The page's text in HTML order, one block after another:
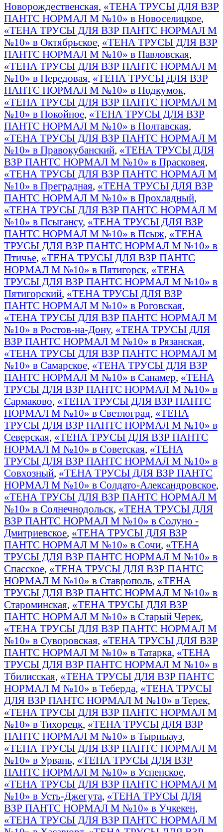
Новорождественская, «ТЕНА ТРУСЫ ДЛЯ ВЗР
ПАНТС НОРМАЛ М №10» в Новоселицкое,
«ТЕНА ТРУСЫ ДЛЯ ВЗР ПАНТС НОРМАЛ М
№10» в Октябрьское, «ТЕНА ТРУСЫ ДЛЯ ВЗР
ПАНТС НОРМАЛ М №10» в Павловская,
«ТЕНА ТРУСЫ ДЛЯ ВЗР ПАНТС НОРМАЛ М
№10» в Передовая, «ТЕНА ТРУСЫ ДЛЯ ВЗР
ПАНТС НОРМАЛ М №10» в Подкумок,
«ТЕНА ТРУСЫ ДЛЯ ВЗР ПАНТС НОРМАЛ М
№10» в Покойное, «ТЕНА ТРУСЫ ДЛЯ ВЗР
ПАНТС НОРМАЛ М №10» в Полтавская,
«ТЕНА ТРУСЫ ДЛЯ ВЗР ПАНТС НОРМАЛ М
№10» в Правокубанский, «ТЕНА ТРУСЫ ДЛЯ
ВЗР ПАНТС НОРМАЛ М №10» в Прасковея,
«ТЕНА ТРУСЫ ДЛЯ ВЗР ПАНТС НОРМАЛ М
№10» в Преградная, «ТЕНА ТРУСЫ ДЛЯ ВЗР
ПАНТС НОРМАЛ М №10» в Прохладный,
«ТЕНА ТРУСЫ ДЛЯ ВЗР ПАНТС НОРМАЛ М
№10» в Псыгансу, «ТЕНА ТРУСЫ ДЛЯ ВЗР
ПАНТС НОРМАЛ М №10» в Псыж, «ТЕНА
ТРУСЫ ДЛЯ ВЗР ПАНТС НОРМАЛ М №10» в
Птичье, «ТЕНА ТРУСЫ ДЛЯ ВЗР ПАНТС
НОРМАЛ М №10» в Пятигорск, «ТЕНА
ТРУСЫ ДЛЯ ВЗР ПАНТС НОРМАЛ М №10» в
Пятигорский, «ТЕНА ТРУСЫ ДЛЯ ВЗР
ПАНТС НОРМАЛ М №10» в Роговская,
«ТЕНА ТРУСЫ ДЛЯ ВЗР ПАНТС НОРМАЛ М
№10» в Ростов-на-Дону, «ТЕНА ТРУСЫ ДЛЯ
ВЗР ПАНТС НОРМАЛ М №10» в Рязанская,
«ТЕНА ТРУСЫ ДЛЯ ВЗР ПАНТС НОРМАЛ М
№10» в Самарское, «ТЕНА ТРУСЫ ДЛЯ ВЗР
ПАНТС НОРМАЛ М №10» в Санамер, «ТЕНА
ТРУСЫ ДЛЯ ВЗР ПАНТС НОРМАЛ М №10» в
Сармаково, «ТЕНА ТРУСЫ ДЛЯ ВЗР ПАНТС
НОРМАЛ М №10» в Светлоград, «ТЕНА
ТРУСЫ ДЛЯ ВЗР ПАНТС НОРМАЛ М №10» в
Северская, «ТЕНА ТРУСЫ ДЛЯ ВЗР ПАНТС
НОРМАЛ М №10» в Советская, «ТЕНА
ТРУСЫ ДЛЯ ВЗР ПАНТС НОРМАЛ М №10» в
Совхозный, «ТЕНА ТРУСЫ ДЛЯ ВЗР ПАНТС
НОРМАЛ М №10» в Солдато-Александровское,
«ТЕНА ТРУСЫ ДЛЯ ВЗР ПАНТС НОРМАЛ М
№10» в Солнечнодольск, «ТЕНА ТРУСЫ ДЛЯ
ВЗР ПАНТС НОРМАЛ М №10» в Солуно -
Дмитриевское, «ТЕНА ТРУСЫ ДЛЯ ВЗР
ПАНТС НОРМАЛ М №10» в Сочи, «ТЕНА
ТРУСЫ ДЛЯ ВЗР ПАНТС НОРМАЛ М №10» в
Спасское, «ТЕНА ТРУСЫ ДЛЯ ВЗР ПАНТС
НОРМАЛ М №10» в Ставрополь, «ТЕНА
ТРУСЫ ДЛЯ ВЗР ПАНТС НОРМАЛ М №10» в
Староминская, «ТЕНА ТРУСЫ ДЛЯ ВЗР
ПАНТС НОРМАЛ М №10» в Старый Черек,
«ТЕНА ТРУСЫ ДЛЯ ВЗР ПАНТС НОРМАЛ М
№10» в Суворовская, «ТЕНА ТРУСЫ ДЛЯ ВЗР
ПАНТС НОРМАЛ М №10» в Татарка, «ТЕНА
ТРУСЫ ДЛЯ ВЗР ПАНТС НОРМАЛ М №10» в
Тбилисская, «ТЕНА ТРУСЫ ДЛЯ ВЗР ПАНТС
НОРМАЛ М №10» в Теберда, «ТЕНА ТРУСЫ
ДЛЯ ВЗР ПАНТС НОРМАЛ М №10» в Терек,
«ТЕНА ТРУСЫ ДЛЯ ВЗР ПАНТС НОРМАЛ М
№10» в Тихорецк, «ТЕНА ТРУСЫ ДЛЯ ВЗР
ПАНТС НОРМАЛ М №10» в Тырныауз,
«ТЕНА ТРУСЫ ДЛЯ ВЗР ПАНТС НОРМАЛ М
№10» в Урвань, «ТЕНА ТРУСЫ ДЛЯ ВЗР
ПАНТС НОРМАЛ М №10» в Успенское,
«ТЕНА ТРУСЫ ДЛЯ ВЗР ПАНТС НОРМАЛ М
№10» в Усть-Джегута, «ТЕНА ТРУСЫ ДЛЯ
ВЗР ПАНТС НОРМАЛ М №10» в Учкекен,
«ТЕНА ТРУСЫ ДЛЯ ВЗР ПАНТС НОРМАЛ М